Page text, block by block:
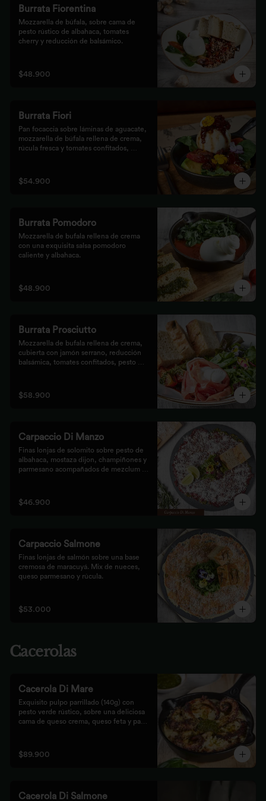
Burrata Fiorentina
Mozzarella de búfala, sobre cama de
pesto rústico de albahaca, tomates
cherry y reducción de balsámico.
$48.900
Burrata Fiori
Pan focaccia sobre láminas de aguacate,
mozzarella de búfala rellena de crema,
rúcula fresca y tomates confitados,
$54.900
Burrata Pomodoro
Mozzarella de bufala rellena de crema
con una exquisita salsa pomodoro
caliente y albahaca.
$48.900
Burrata Prosciutto
Mozzarella de bufala rellena de crema,
cubierta con jamón serrano, reducción
balsámica, tomates confitados, pesto
$58.900
Carpaccio Di Manzo
Finas lonjas de solomito sobre pesto de
albahaca, mostaza dijon, champiñones y
parmesano acompañados de mezclum de
$46.900
Carpaccio Salmone
Finas lonjas de salmón sobre una base
cremosa de maracuyá. Mix de nueces,
queso parmesano y rúcula.
$53.000
Cacerolas
Cacerola Di Mare
Exquisito pulpo parrillado (140g) con
pesto verde rústico, sobre una deliciosa
cama de queso crema, queso feta y papa.
$89.900
Cacerola Di Salmone